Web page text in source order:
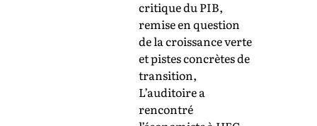
critique du PIB,
remise en question
de la croissance verte
et pistes concrètes de
transition,
L’auditoire a
rencontré